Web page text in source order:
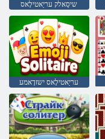
שיסַאלק עריַאטילָאס
עריַאטילָאס ישזדָאמע